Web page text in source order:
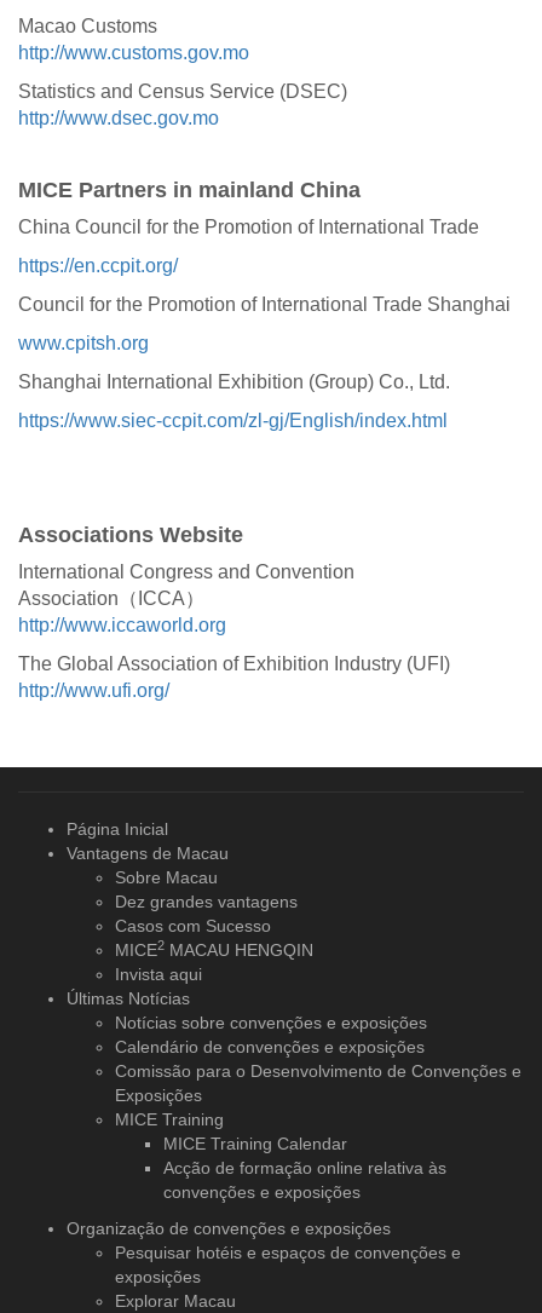
Macao Customs
http://www.customs.gov.mo
Statistics and Census Service (DSEC)
http://www.dsec.gov.mo
MICE Partners in mainland China
China Council for the Promotion of International Trade
https://en.ccpit.org/
Council for the Promotion of International Trade Shanghai
www.cpitsh.org
Shanghai International Exhibition (Group) Co., Ltd.
https://www.siec-ccpit.com/zl-gj/English/index.html
Associations Website
International Congress and Convention
Association（ICCA）
http://www.iccaworld.org
The Global Association of Exhibition Industry (UFI)
http://www.ufi.org/
Página Inicial
Vantagens de Macau
Sobre Macau
Dez grandes vantagens
Casos com Sucesso
MICE2 MACAU HENGQIN
Invista aqui
Últimas Notícias
Notícias sobre convenções e exposições
Calendário de convenções e exposições
Comissão para o Desenvolvimento de Convenções e
Exposições
MICE Training
MICE Training Calendar
Acção de formação online relativa às
convenções e exposições
Organização de convenções e exposições
Pesquisar hotéis e espaços de convenções e
exposições
Explorar Macau